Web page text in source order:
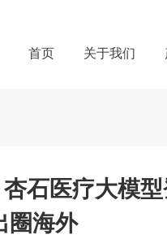
首页 关于我们
石医疗大模
圈海外